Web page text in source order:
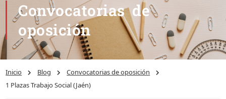
Convocatorias de
oposición
Inicio Blog
Convocatorias de oposición
1 Plazas Trabajo Social (Jaén)